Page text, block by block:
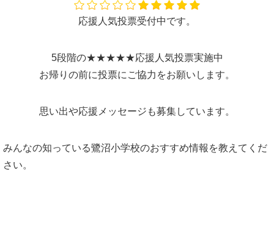
応援人気投票受付中です。
5段階の★★★★★応援人気投票実施中
お帰りの前に投票にご協力をお願いします。
思い出や応援メッセージも募集しています。
みんなの知っている鷺沼小学校のおすすめ情報を教えてくだ
さい。